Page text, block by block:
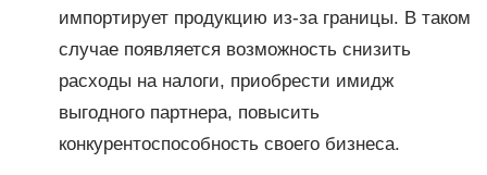
импортирует продукцию из-за границы. В таком
случае появляется возможность снизить
расходы на налоги, приобрести имидж
выгодного партнера, повысить
конкурентоспособность своего бизнеса.